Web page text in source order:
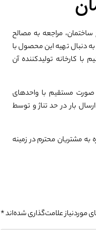
مراجعه به مصالح
دنبال تهیه این محصول با
کارخانه تولیدکننده آن
صورت مستقیم با واحدهای
بار در حد تناژ و توسط
به مشتریان محترم در زمینه
علامت‌گذاری شده‌اند*